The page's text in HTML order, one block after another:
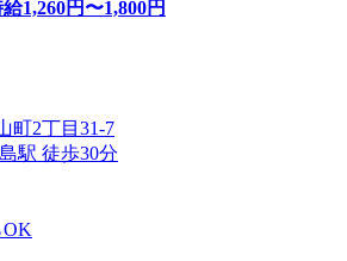
給1,260円〜1,800円
町2丁目31-7
駅 徒歩30分
OK